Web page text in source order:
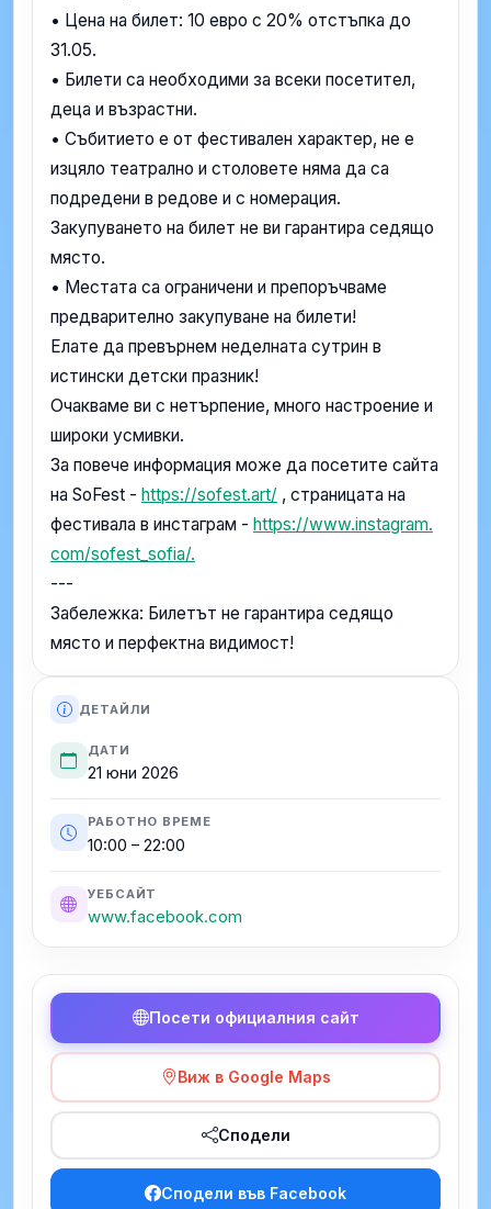
• Цена на билет: 10 евро с 20% отстъпка до
31.05.
• Билети са необходими за всеки посетител,
деца и възрастни.
• Събитието е от фестивален характер, не е
изцяло театрално и столовете няма да са
подредени в редове и с номерация.
Закупуването на билет не ви гарантира седящо
място.
• Местата са ограничени и препоръчваме
предварително закупуване на билети!
Елате да превърнем неделната сутрин в
истински детски празник!
Очакваме ви с нетърпение, много настроение и
широки усмивки.
За повече информация може да посетите сайта
на SoFest - https://sofest.art/ , страницата на
фестивала в инстаграм - https://www.instagram.
com/sofest_sofia/.
---
Забележка: Билетът не гарантира седящо
място и перфектна видимост!
ДЕТАЙЛИ
ДАТИ
21 юни 2026
РАБОТНО ВРЕМЕ
10:00 – 22:00
УЕБСАЙТ
www.facebook.com
Посети официалния сайт
Виж в Google Maps
Сподели
Сподели във Facebook